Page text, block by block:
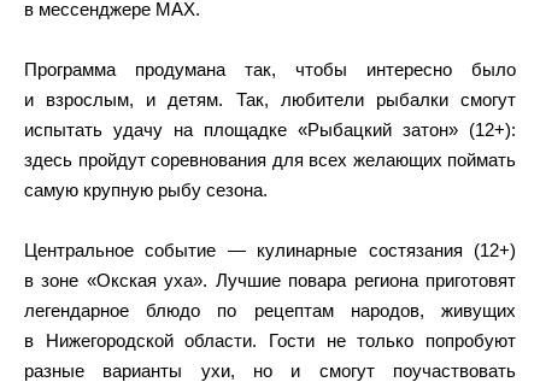
в мессенджере MAX.
Программа продумана так, чтобы интересно было
и взрослым, и детям. Так, любители рыбалки смогут
испытать удачу на площадке «Рыбацкий затон» (12+):
здесь пройдут соревнования для всех желающих поймать
самую крупную рыбу сезона.
Центральное событие — кулинарные состязания (12+)
в зоне «Окская уха». Лучшие повара региона приготовят
легендарное блюдо по рецептам народов, живущих
в Нижегородской области. Гости не только попробуют
разные варианты ухи, но и смогут поучаствовать